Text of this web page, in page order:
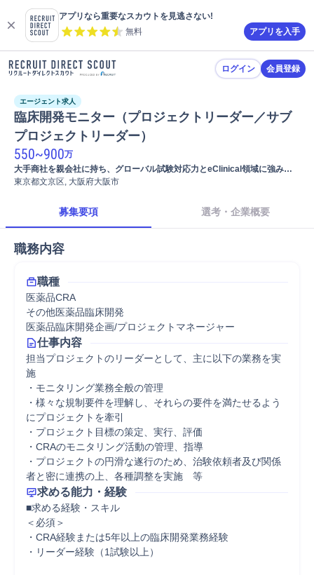
アプリなら重要なスカウトを見逃さない!
無料
アプリを入手
ログイン 会員登録
エージェント求人
臨床開発モニター（プロジェクトリーダー／サブ
プロジェクトリーダー）
550~900万
大手商社を親会社に持ち、グローバル試験対応力とeClinical領域に強みを
有するフルサービスCRO
東京都文京区, 大阪府大阪市
募集要項 選考・企業概要
職務内容
職種
医薬品CRA
その他医薬品臨床開発
医薬品臨床開発企画/プロジェクトマネージャー
仕事内容
担当プロジェクトのリーダーとして、主に以下の業務を実
施
・モニタリング業務全般の管理
・様々な規制要件を理解し、それらの要件を満たせるよう
にプロジェクトを牽引
・プロジェクト目標の策定、実行、評価
・CRAのモニタリング活動の管理、指導
・プロジェクトの円滑な遂行のため、治験依頼者及び関係
者と密に連携の上、各種調整を実施　等
求める能力・経験
■求める経験・スキル
＜必須＞
・CRA経験または5年以上の臨床開発業務経験
・リーダー経験（1試験以上）